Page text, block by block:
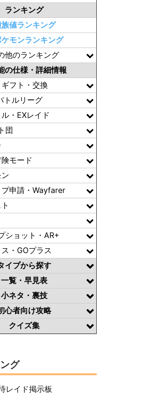
ランキング
値ランキング
モンランキング
他のランキング
の仕様・詳細情報
フト・交換
トルリーグ
・EXレイド
団
モード
申請・Wayfarer
ショット・AR+
・GOプラス
イプから探す
一覧・早見表
小ネタ・裏技
心者向け攻略
クイズ集
グ
レイド掲示板